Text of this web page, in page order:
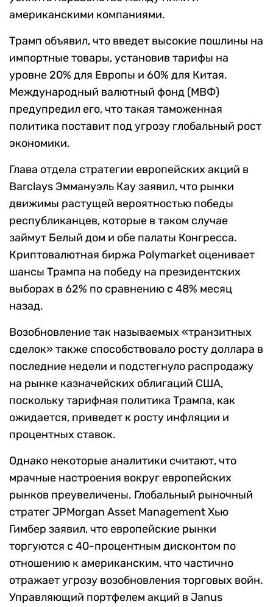
американскими компаниями.
Трамп объявил, что введет высокие пошлины на
импортные товары, установив тарифы на
уровне 20% для Европы и 60% для Китая.
Международный валютный фонд (МВФ)
предупредил его, что такая таможенная
политика поставит под угрозу глобальный рост
экономики.
Глава отдела стратегии европейских акций в
Barclays Эммануэль Кау заявил, что рынки
движимы растущей вероятностью победы
республиканцев, которые в таком случае
займут Белый дом и обе палаты Конгресса.
Криптовалютная биржа Polymarket оценивает
шансы Трампа на победу на президентских
выборах в 62% по сравнению с 48% месяц
назад.
Возобновление так называемых «транзитных
сделок» также способствовало росту доллара в
последние недели и подстегнуло распродажу
на рынке казначейских облигаций США,
поскольку тарифная политика Трампа, как
ожидается, приведет к росту инфляции и
процентных ставок.
Однако некоторые аналитики считают, что
мрачные настроения вокруг европейских
рынков преувеличены. Глобальный рыночный
стратег JPMorgan Asset Management Хью
Гимбер заявил, что европейские рынки
торгуются с 40-процентным дисконтом по
отношению к американским, что частично
отражает угрозу возобновления торговых войн.
Управляющий портфелем акций в Janus